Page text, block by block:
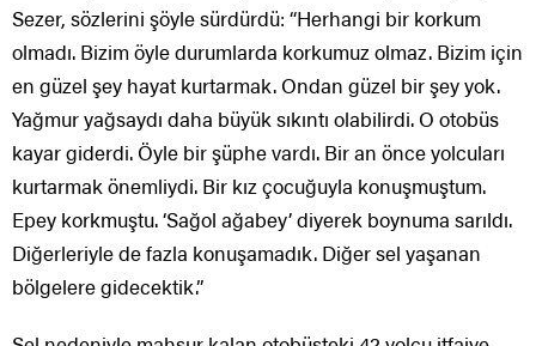
Sezer, sözlerini şöyle sürdürdü: “Herhangi bir korkum
olmadı. Bizim öyle durumlarda korkumuz olmaz. Bizim için
en güzel şey hayat kurtarmak. Ondan güzel bir şey yok.
Yağmur yağsaydı daha büyük sıkıntı olabilirdi. O otobüs
kayar giderdi. Öyle bir şüphe vardı. Bir an önce yolcuları
kurtarmak önemliydi. Bir kız çocuğuyla konuşmuştum.
Epey korkmuştu. ‘Sağol ağabey’ diyerek boynuma sarıldı.
Diğerleriyle de fazla konuşamadık. Diğer sel yaşanan
bölgelere gidecektik.”